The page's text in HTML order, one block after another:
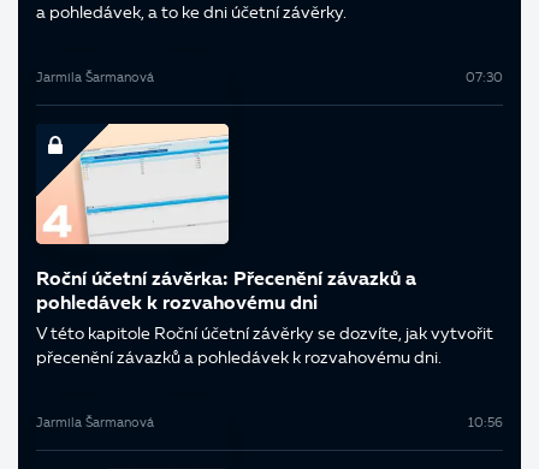
a pohledávek, a to ke dni účetní závěrky.
Jarmila Šarmanová 07:30
Roční účetní závěrka: Přecenění závazků a
pohledávek k rozvahovému dni
V této kapitole Roční účetní závěrky se dozvíte, jak vytvořit
přecenění závazků a pohledávek k rozvahovému dni.
Jarmila Šarmanová 10:56